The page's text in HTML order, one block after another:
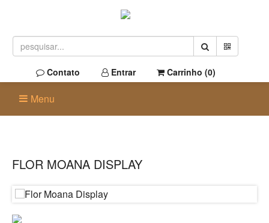
Contato Entrar Carrinho (0)
Menu
FLOR MOANA DISPLAY